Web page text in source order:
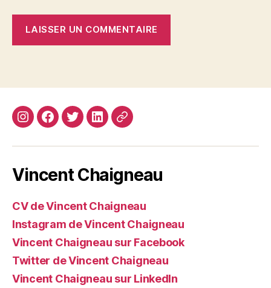
InstagramFacebook
TwitterLinkedin
Site
Vincent Chaigneau
CV de Vincent Chaigneau
Instagram de Vincent Chaigneau
Vincent Chaigneau sur Facebook
Twitter de Vincent Chaigneau
Vincent Chaigneau sur LinkedIn